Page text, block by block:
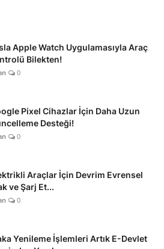
Apple Watch Uygulamasıyla Araç
Bilekten!
0
Pixel Cihazlar İçin Daha Uzun
Desteği!
0
Araçlar İçin Devrim Evrensel
ve Şarj Et...
0
Yenileme İşlemleri Artık E-Devlet